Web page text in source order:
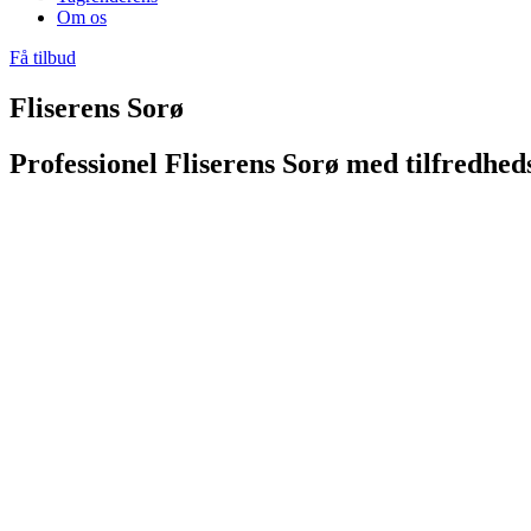
Om os
Få tilbud
Fliserens Sorø
Professionel Fliserens Sorø med